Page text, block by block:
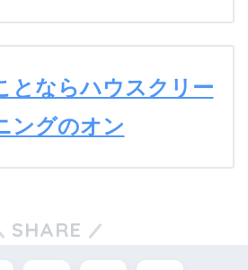
とならハウスクリー
ングのオン
SHARE